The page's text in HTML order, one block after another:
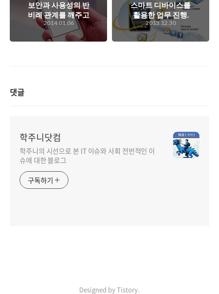
보안과 사용성의 반
비례 관계를 깨주고
있는 생채인식을 이
용한 스마트폰 보안
방식
2014.01.06
스마트 디바이스를
활용한 업무 진행.
효율성은 좋지만 보
안을 생각하지 않을
수 없는데, 그에 대
2013.12.30
댓글
학주니닷컴
학주니의 시선으로 본 IT 이슈와 사회 전반적인 이
슈에 대한 블로그
구독하기
Designed by Tistory.